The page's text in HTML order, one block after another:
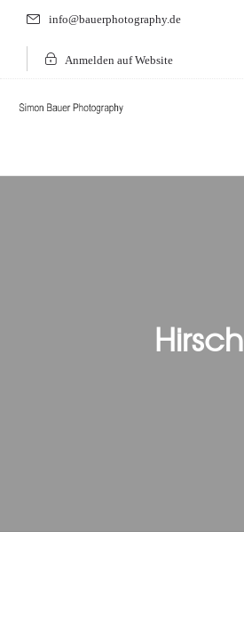
info@bauerphotography.de
Anmelden auf Website
Hirsch